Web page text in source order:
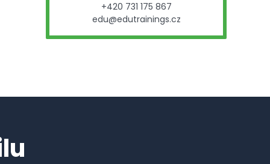
+420 731 175 867
edu@edutrainings.cz